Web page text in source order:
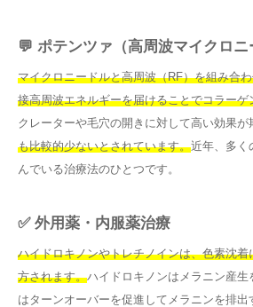
💬 ポテンツァ（高周波マイクロニ
マイクロニードルと高周波（RF）を組み合
接高周波エネルギーを届けることでコラー
クレーターや毛穴の開きに対して高い効果が
も比較的少ないとされています。近年、多く
んでいる治療法のひとつです。
✅ 外用薬・内服薬治療
ハイドロキノンやトレチノインは、色素沈
方されます。ハイドロキノンはメラニン産
はターンオーバーを促進してメラニンを排出